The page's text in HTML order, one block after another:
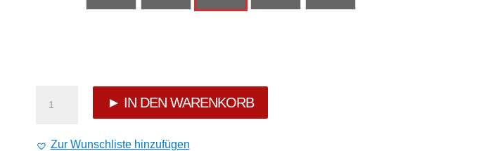
Cipo ► IN DEN WARENKORB
Zur Wunschliste hinzufügen